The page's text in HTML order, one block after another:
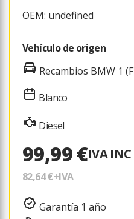
OEM: undefined
Vehículo de origen
Recambios BMW 1
Blanco
Diesel
99,99 €IVA INC
82,64 €+IVA
Garantía 1 año